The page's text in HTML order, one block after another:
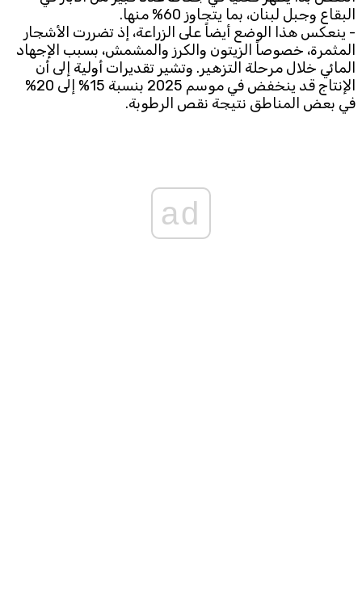
البقاع وجبل لبنان، بما يتجاوز 60% منها.
- ينعكس هذا الوضع أيضاً على الزراعة، إذ تضررت الأشجار
المثمرة، خصوصاً الزيتون والكرز والمشمش، بسبب الإجهاد
المائي خلال مرحلة التزهير. وتشير تقديرات أولية إلى أن
الإنتاج قد ينخفض في موسم 2025 بنسبة 15% إلى 20%
في بعض المناطق نتيجة نقص الرطوبة.
ad